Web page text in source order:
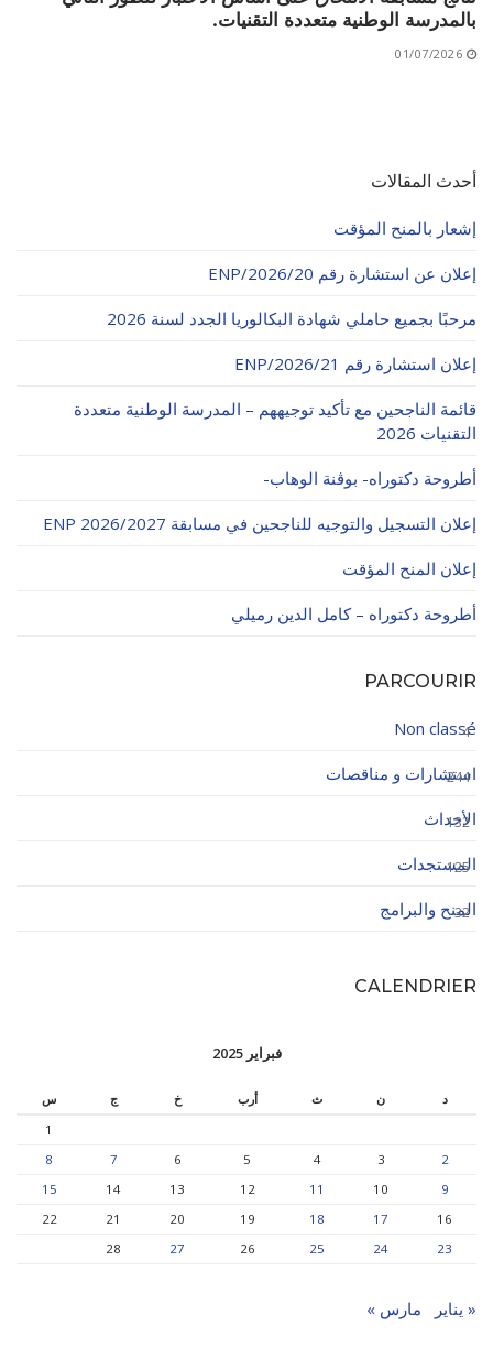
بالمدرسة الوطنية متعددة التقنيات.
01/07/2026
أحدث المقالات
إشعار بالمنح المؤقت
إعلان عن استشارة رقم 20/ENP/2026
مرحبًا بجميع حاملي شهادة البكالوريا الجدد لسنة 2026
إعلان استشارة رقم 21/ENP/2026
قائمة الناجحين مع تأكيد توجيههم – المدرسة الوطنية متعددة
التقنيات 2026
أطروحة دكتوراه- بوڨنة الوهاب-
إعلان التسجيل والتوجيه للناجحين في مسابقة ENP 2026/2027
إعلان المنح المؤقت
أطروحة دكتوراه – كامل الدين رميلي
PARCOURIR
Non classé
4
استشارات و مناقصات
244
الأحداث
132
المستجدات
125
المنح والبرامج
32
CALENDRIER
فبراير 2025
د ن ث أرب خ ج
س
1
2
3
4
5
6
7
8
9
10
11
12
13
14
15
16
17
18
19
20
21
22
23
24
25
26
27
28
« يناير مارس »